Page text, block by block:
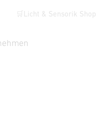
🛒Licht & Sensorik Shop